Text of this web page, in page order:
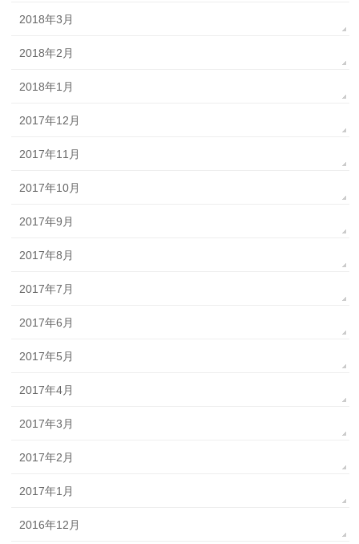
2018年3月
2018年2月
2018年1月
2017年12月
2017年11月
2017年10月
2017年9月
2017年8月
2017年7月
2017年6月
2017年5月
2017年4月
2017年3月
2017年2月
2017年1月
2016年12月